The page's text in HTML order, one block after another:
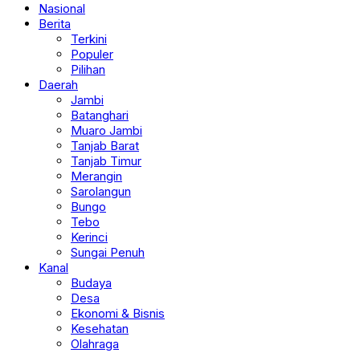
Nasional
Berita
Terkini
Populer
Pilihan
Daerah
Jambi
Batanghari
Muaro Jambi
Tanjab Barat
Tanjab Timur
Merangin
Sarolangun
Bungo
Tebo
Kerinci
Sungai Penuh
Kanal
Budaya
Desa
Ekonomi & Bisnis
Kesehatan
Olahraga